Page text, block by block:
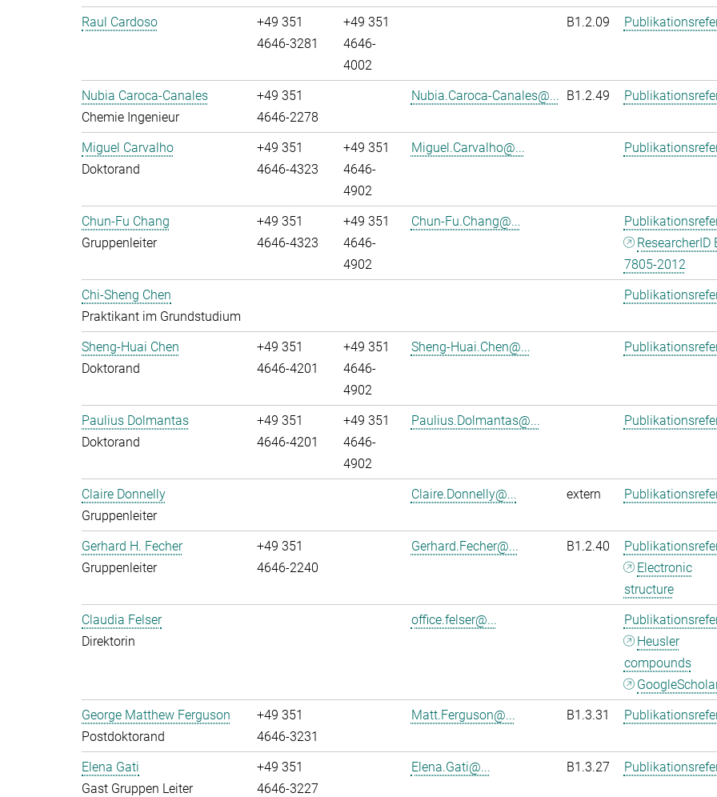
Raul Cardoso
+49 351
4646-3281
+49 351
4646-
4002
B1.2.09
Nubia Caroca-Canales
Chemie Ingenieur
+49 351
4646-2278
Nubia.Caroca-Canales@... B1.2.49
Miguel Carvalho
Doktorand
+49 351
4646-4323
+49 351
4646-
4902
Miguel.Carvalho@...
Chun-Fu Chang
Gruppenleiter
+49 351
4646-4323
+49 351
4646-
4902
Chun-Fu.Chang@...
ResearcherID
7805-2012
Chi-Sheng Chen
Praktikant im Grundstudium
Sheng-Huai Chen
Doktorand
+49 351
4646-4201
+49 351
4646-
4902
Sheng-Huai.Chen@...
Paulius Dolmantas
Doktorand
+49 351
4646-4201
+49 351
4646-
4902
Paulius.Dolmantas@...
Claire Donnelly
Gruppenleiter
Claire.Donnelly@... extern
Gerhard H. Fecher
Gruppenleiter
+49 351
4646-2240
Gerhard.Fecher@... B1.2.40
Electronic
structure
Claudia Felser
Direktorin
office.felser@...
Heusler
compounds
George Matthew Ferguson
Postdoktorand
+49 351
4646-3231
Matt.Ferguson@... B1.3.31
Elena Gati
Gast Gruppen Leiter
+49 351
4646-3227
Elena.Gati@... B1.3.27